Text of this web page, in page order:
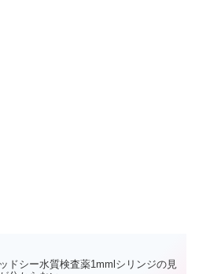
ドシー水質検査薬1mmlシリンジの見